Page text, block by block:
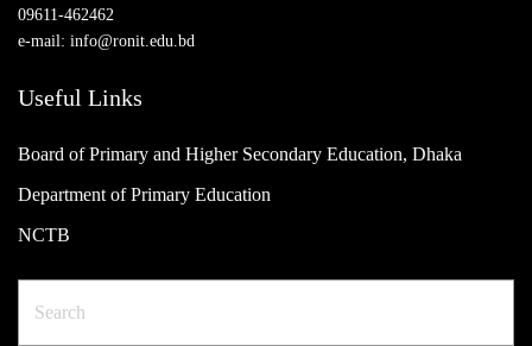
09611-462462
e-mail: info@ronit.edu.bd
Useful Links
Board of Primary and Higher Secondary Education, Dhaka
Department of Primary Education
NCTB